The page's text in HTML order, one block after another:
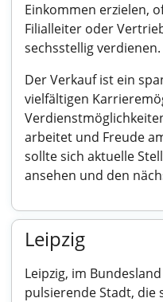
Einkommen erzielen,
Filialleiter oder
sechsstellig verdienen.
Der Verkauf ist ein
vielfältigen
arbeitet und Freude
sollte sich aktuelle
ansehen und den
Leipzig
Leipzig, im
pulsierende Stadt, die